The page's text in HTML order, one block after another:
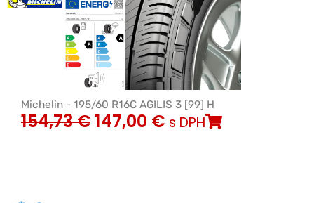
Michelin - 195/60 R16C AGILIS 3 [99] H
154,73€147,00 € s DPH